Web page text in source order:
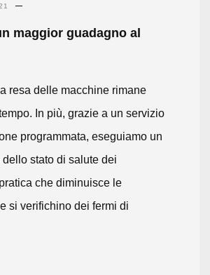
maggior guadagno al
resa delle macchine rimane
In più, grazie a un servizio
programmata, eseguiamo un
stato di salute dei
che diminuisce le
si verifichino dei fermi di